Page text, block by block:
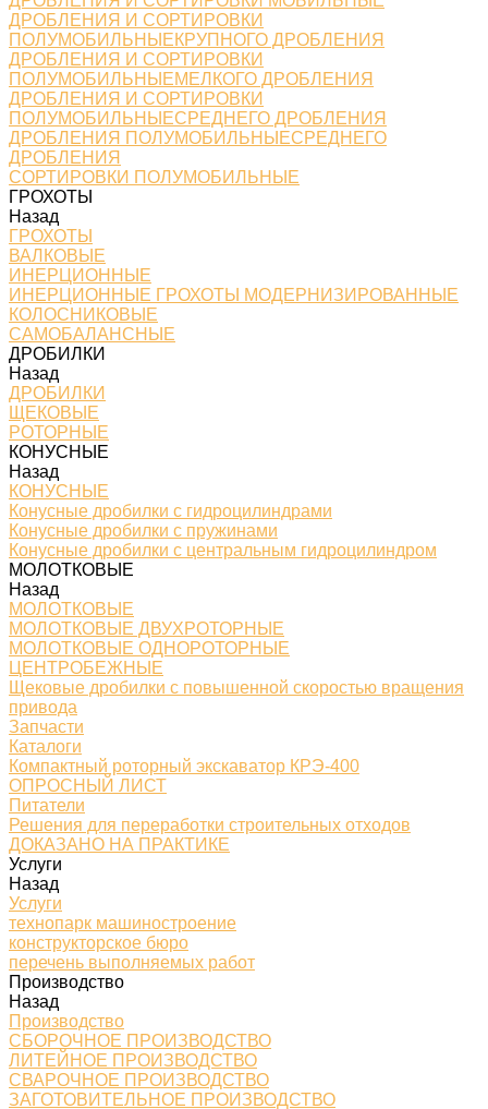
ДРОБЛЕНИЯ И СОРТИРОВКИ
ПОЛУМОБИЛЬНЫЕКРУПНОГО ДРОБЛЕНИЯ
ДРОБЛЕНИЯ И СОРТИРОВКИ
ПОЛУМОБИЛЬНЫЕМЕЛКОГО ДРОБЛЕНИЯ
ДРОБЛЕНИЯ И СОРТИРОВКИ
ПОЛУМОБИЛЬНЫЕСРЕДНЕГО ДРОБЛЕНИЯ
ДРОБЛЕНИЯ ПОЛУМОБИЛЬНЫЕСРЕДНЕГО
ДРОБЛЕНИЯ
СОРТИРОВКИ ПОЛУМОБИЛЬНЫЕ
ГРОХОТЫ
Назад
ГРОХОТЫ
ВАЛКОВЫЕ
ИНЕРЦИОННЫЕ
ИНЕРЦИОННЫЕ ГРОХОТЫ МОДЕРНИЗИРОВАННЫЕ
КОЛОСНИКОВЫЕ
САМОБАЛАНСНЫЕ
ДРОБИЛКИ
Назад
ДРОБИЛКИ
ЩЕКОВЫЕ
РОТОРНЫЕ
КОНУСНЫЕ
Назад
КОНУСНЫЕ
Конусные дробилки с гидроцилиндрами
Конусные дробилки с пружинами
Конусные дробилки с центральным гидроцилиндром
МОЛОТКОВЫЕ
Назад
МОЛОТКОВЫЕ
МОЛОТКОВЫЕ ДВУХРОТОРНЫЕ
МОЛОТКОВЫЕ ОДНОРОТОРНЫЕ
ЦЕНТРОБЕЖНЫЕ
Щековые дробилки с повышенной скоростью вращения
привода
Запчасти
Каталоги
Компактный роторный экскаватор КРЭ-400
ОПРОСНЫЙ ЛИСТ
Питатели
Решения для переработки строительных отходов
ДОКАЗАНО НА ПРАКТИКЕ
Услуги
Назад
Услуги
технопарк машиностроение
конструкторское бюро
перечень выполняемых работ
Производство
Назад
Производство
СБОРОЧНОЕ ПРОИЗВОДСТВО
ЛИТЕЙНОЕ ПРОИЗВОДСТВО
СВАРОЧНОЕ ПРОИЗВОДСТВО
ЗАГОТОВИТЕЛЬНОЕ ПРОИЗВОДСТВО